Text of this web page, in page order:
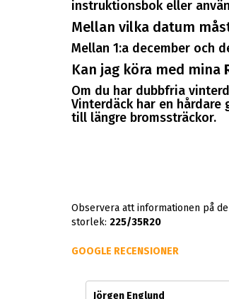
instruktionsbok eller
Mellan vilka datum
Mellan 1:a december och
Kan jag köra med mina
Om du har dubbfria
Vinterdäck har en
till längre bromssträckor.
Observera att informationen på
storlek: 225/35R20
GOOGLE RECENSIONER
Jörgen Englund